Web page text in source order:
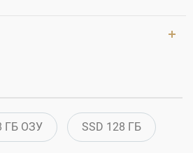
ГБ ОЗУ SSD 128 ГБ